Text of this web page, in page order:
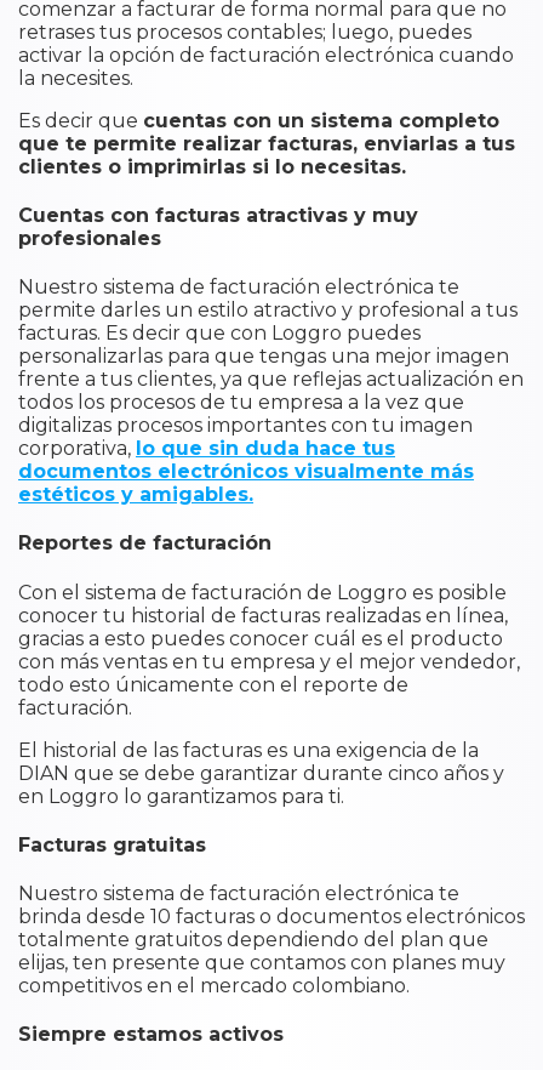
comenzar a facturar de forma normal para que no
retrases tus procesos contables; luego, puedes
activar la opción de facturación electrónica cuando
la necesites.
Es decir que cuentas con un sistema completo
que te permite realizar facturas, enviarlas a tus
clientes o imprimirlas si lo necesitas.
Cuentas con facturas atractivas y muy
profesionales
Nuestro sistema de facturación electrónica te
permite darles un estilo atractivo y profesional a tus
facturas. Es decir que con Loggro puedes
personalizarlas para que tengas una mejor imagen
frente a tus clientes, ya que reflejas actualización en
todos los procesos de tu empresa a la vez que
digitalizas procesos importantes con tu imagen
corporativa, lo que sin duda hace tus
documentos electrónicos visualmente más
estéticos y amigables.
Reportes de facturación
Con el sistema de facturación de Loggro es posible
conocer tu historial de facturas realizadas en línea,
gracias a esto puedes conocer cuál es el producto
con más ventas en tu empresa y el mejor vendedor,
todo esto únicamente con el reporte de
facturación.
El historial de las facturas es una exigencia de la
DIAN que se debe garantizar durante cinco años y
en Loggro lo garantizamos para ti.
Facturas gratuitas
Nuestro sistema de facturación electrónica te
brinda desde 10 facturas o documentos electrónicos
totalmente gratuitos dependiendo del plan que
elijas, ten presente que contamos con planes muy
competitivos en el mercado colombiano.
Siempre estamos activos